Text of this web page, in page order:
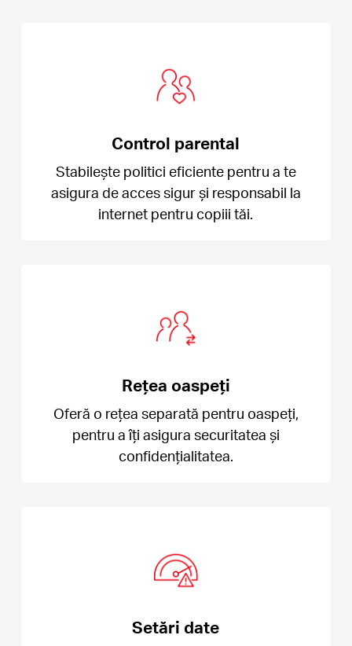
Control parental
Stabilește politici eficiente pentru a te
asigura de acces sigur și responsabil la
internet pentru copiii tăi.
Rețea oaspeți
Oferă o rețea separată pentru oaspeți,
pentru a îți asigura securitatea și
confidențialitatea.
Setări date